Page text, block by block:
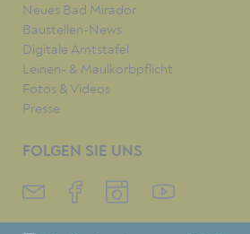
Neues Bad Mirador
Baustellen-News
Digitale Amtstafel
Leinen- & Maulkorbpflicht
Fotos & Videos
Presse
FOLGEN SIE UNS